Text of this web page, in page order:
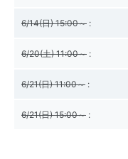
6/14(日) 15:00～ :
6/20(土) 11:00～ :
6/21(日) 11:00～ :
6/21(日) 15:00～ :